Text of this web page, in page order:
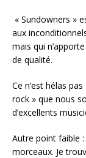
« Sundowners »
aux
mais qui
de qualité.
Ce n’est hélas
rock » que nous
d’excellents
Autre point faible
morceaux. Je